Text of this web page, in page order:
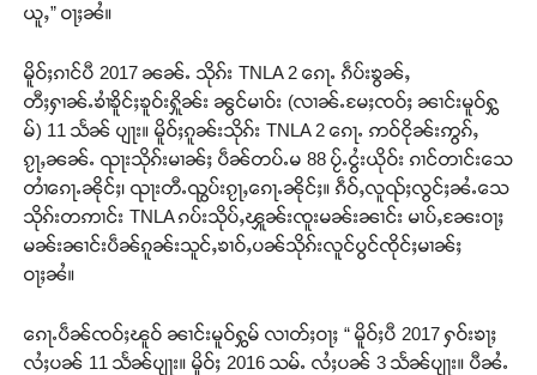
တႃႇႁႂ်ႈသဵင်ၵၢင်ၸႂ်ၵူၼ်းမိူင်း ၵူႈတီႈၵူႈလႅၼ်ပေႃးတေၸွ
တ်ႇ တူဝ်ႈလုမ်ႈၾႃႉၼၼ်ႉ ၶဝ်ႈႁူမ်ႈၵမ်ႉထႅမ် ၸုမ်းၶၢ
ဝ်ႇၽူႈတွႆႇႁွၵ်ႈ လႆႈယူႇၶႃႈဢေႃႈ။
Donate Now
ယူႇ” ဝႃႈၼႆ။
မိူဝ်ႈၵၢင်ပီ 2017 ၼၼ်ႉ သိုၵ်း TNLA 2 ၵေႃႉ ၵဵပ်းၶွၼ်ႇ
တီႈႁၢၼ်ႉၶၢႆၶိူင်ႈၶူဝ်းႁိူၼ်း ၼွင်မၢဝ်း (လၢၼ်ႉမႄႈၸဝ်ႈ ၼၢင်းမူဝ်ႁွ
မ်) 11 သႅၼ် ပျႃး။ မိူဝ်ႈၵူၼ်းသိုၵ်း TNLA 2 ၵေႃႉ ဢဝ်ငိုၼ်းဢွၵ်ႇ
ၵႂႃႇၼၼ်ႉ ၺႃးသိုၵ်းမၢၼ်ႈ ပဵၼ်တပ်ႉမ 88 ပႂ်ႉငွႆးယိုဝ်း ၵၢင်တၢင်းသေ
တၢႆၵေႃႉၼိုင်ႈ၊ ၺႃးတီႉၺွပ်းၵႂႃႇၵေႃႉၼိုင်ႈ။ ၵဵဝ်ႇလူၺ်ႈလွင်ႈၼႆႉသေ
သိုၵ်းတဢၢင်း TNLA ၵပ်းသိုပ်ႇၾူၼ်းၸူးမၼ်းၼၢင်း မၢပ်ႇၼႄးဝႃႈ
မၼ်းၼၢင်းပဵၼ်ၵူၼ်းသူင်ႇၶၢဝ်ႇပၼ်သိုၵ်းလူင်ပွင်ၸိုင်ႈမၢၼ်ႈ
ဝႃႈၼႆ။
ၵေႃႉပဵၼ်ၸဝ်ႈၽူဝ် ၼၢင်းမူဝ်ႁွမ် လၢတ်ႈဝႃႈ “ မိူဝ်ႈပီ 2017 ႁဝ်းၶႃႈ
လႆႈပၼ် 11 သႅၼ်ပျႃး။ မိူဝ်ႈ 2016 သမ်ႉ လႆႈပၼ် 3 သႅၼ်ပျႃး။ ပီၼႆႉ